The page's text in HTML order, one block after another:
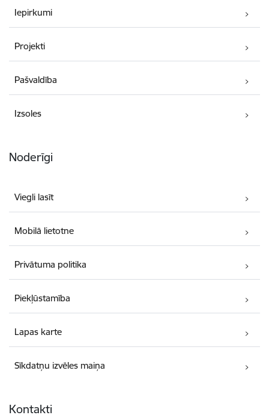
Iepirkumi
Projekti
Pašvaldība
Izsoles
Noderīgi
Viegli lasīt
Mobilā lietotne
Privātuma politika
Piekļūstamība
Lapas karte
Sīkdatņu izvēles maiņa
Kontakti